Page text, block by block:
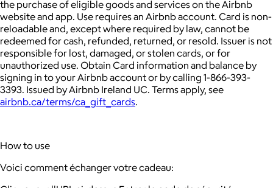
the purchase of eligible goods and services on the Airbnb
website and app. Use requires an Airbnb account. Card is non-
reloadable and, except where required by law, cannot be
redeemed for cash, refunded, returned, or resold. Issuer is not
responsible for lost, damaged, or stolen cards, or for
unauthorized use. Obtain Card information and balance by
signing in to your Airbnb account or by calling 1-866-393-
3393. Issued by Airbnb Ireland UC. Terms apply, see
airbnb.ca/terms/ca_gift_cards.
How to use
Voici comment échanger votre cadeau: